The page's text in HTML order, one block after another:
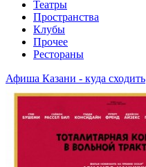
Театры
Пространства
Клубы
Прочее
Рестораны
Афиша Казани - куда сходить